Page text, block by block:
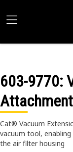
603-9770:
Cat® Vacuum
vacuum tool,
the air filter housing